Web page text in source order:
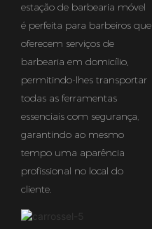
estação de barbearia móvel
é perfeita para barbeiros que
oferecem serviços de
barbearia em domicílio,
permitindo-lhes transportar
todas as ferramentas
essenciais com segurança,
garantindo ao mesmo
tempo uma aparência
profissional no local do
cliente.